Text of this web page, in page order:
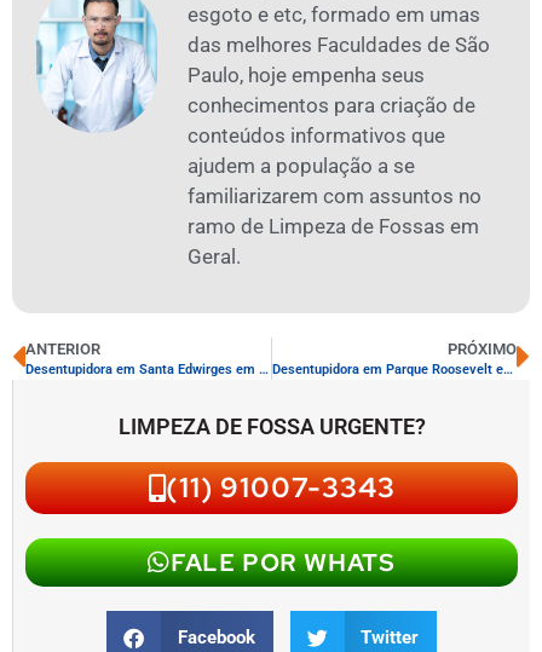
esgoto e etc, formado em umas
das melhores Faculdades de São
Paulo, hoje empenha seus
conhecimentos para criação de
conteúdos informativos que
ajudem a população a se
familiarizarem com assuntos no
ramo de Limpeza de Fossas em
Geral.
ANTERIOR
Desentupidora em Santa Edwirges em Bauru, SP
PRÓXIMO
Desentupidora em Parque Roosevelt em Bauru, SP
LIMPEZA DE FOSSA URGENTE?
(11) 91007-3343
FALE POR WHATS
Facebook Twitter